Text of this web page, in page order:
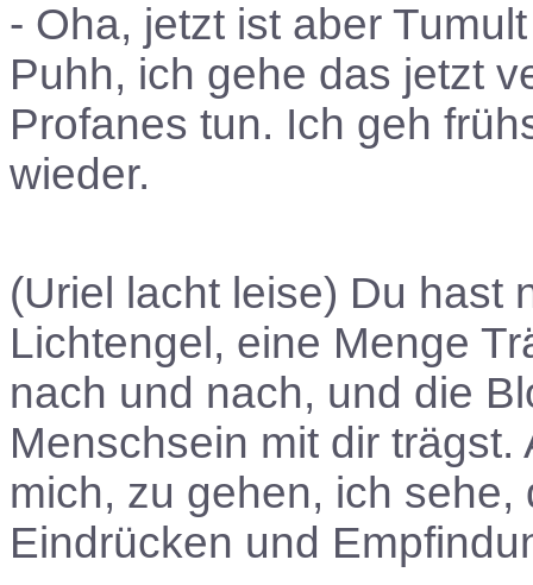
- Oha, jetzt ist aber
Puhh, ich gehe das jetzt
Profanes tun. Ich geh
wieder.
(Uriel lacht leise) Du hast
Lichtengel, eine Menge
nach und nach, und die
Menschsein mit dir
mich, zu gehen, ich
Eindrücken und